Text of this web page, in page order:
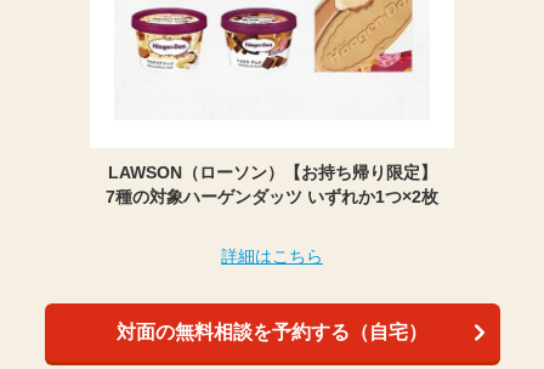
LAWSON（ローソン）【お持ち帰り限定】
7種の対象ハーゲンダッツ いずれか1つ×2枚
詳細はこちら
対面の無料相談を予約する（自宅）